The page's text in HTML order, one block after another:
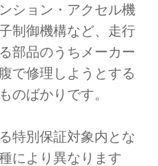
ション・アクセル機
制御機構など、走行
部品のうちメーカー
で修理しようとする
のばかりです。
特別保証対象内とな
により異なります